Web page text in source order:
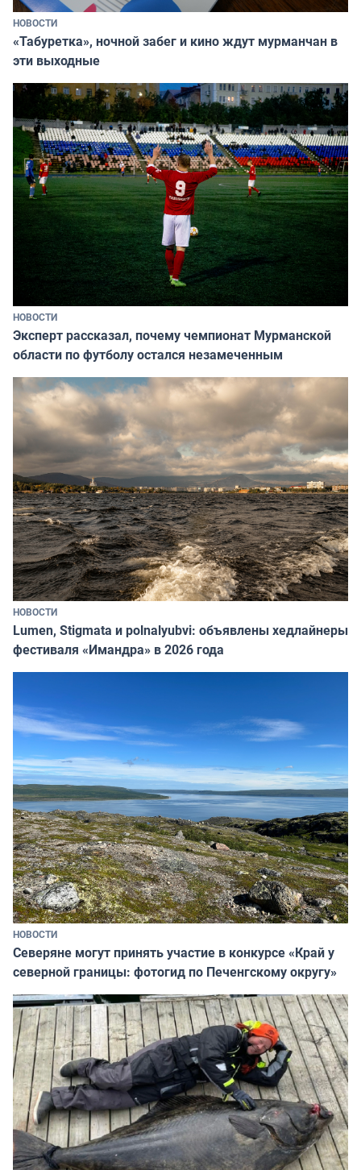
НОВОСТИ
«Табуретка», ночной забег и кино ждут мурманчан в
эти выходные
НОВОСТИ
Эксперт рассказал, почему чемпионат Мурманской
области по футболу остался незамеченным
НОВОСТИ
Lumen, Stigmata и polnalyubvi: объявлены хедлайнеры
фестиваля «Имандра» в 2026 года
НОВОСТИ
Северяне могут принять участие в конкурсе «Край у
северной границы: фотогид по Печенгскому округу»